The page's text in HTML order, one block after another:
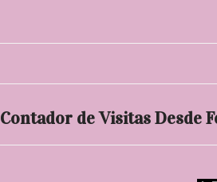
Contador de Visitas Desde